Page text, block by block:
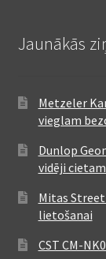
Jaunākās
Metzeler
vieglam
Dunlop
vidēji
Mitas
lietošanai
CST CM-